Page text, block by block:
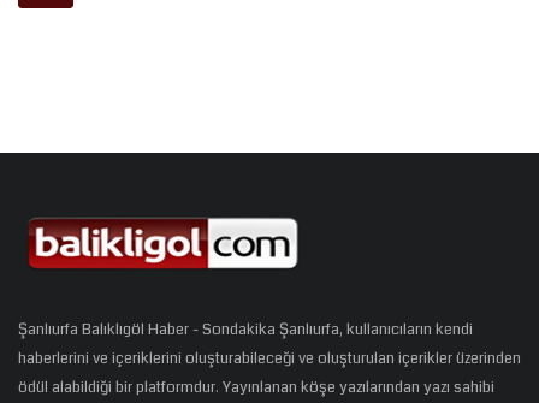
Şanlıurfa Balıklıgöl Haber - Sondakika Şanlıurfa, kullanıcıların kendi
haberlerini ve içeriklerini oluşturabileceği ve oluşturulan içerikler üzerinden
ödül alabildiği bir platformdur. Yayınlanan köşe yazılarından yazı sahibi